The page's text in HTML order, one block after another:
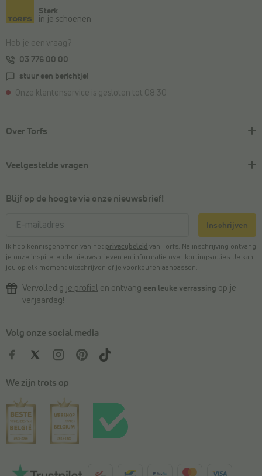
Sterk
in je schoenen
Heb je een vraag?
03 776 00 00
stuur een berichtje!
Onze klantenservice is gesloten tot 08:30
Over Torfs
Veelgestelde vragen
Blijf op de hoogte via onze nieuwsbrief!
Inschrijven
Ik heb kennisgenomen van het privacybeleid van Torfs. Na inschrijving ontvang
je onze inspirerende nieuwsbrieven en informatie over kortingsacties. Je kan
jou op elk moment uitschrijven of je voorkeuren aanpassen.
Vervolledig je profiel en ontvang een leuke verrassing op je
verjaardag!
Volg onze social media
We zijn trots op